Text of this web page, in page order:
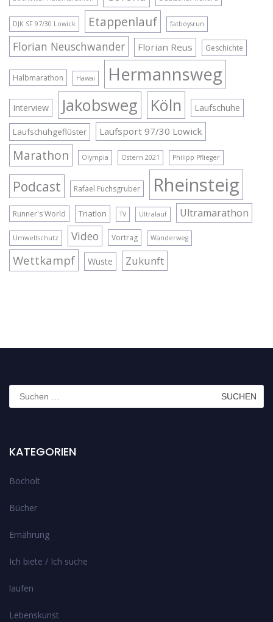
DJK SF 97/30 Lowick Etappenlauf fatboysrun
Florian Neuschwander Florian Reus Geschichte
Halbmarathon Hawai Hermannsweg
Interview Jakobsweg Köln Laufschuhe
Laufschuhgeflüster Laufsport 97/30 Lowick
Marathon Olympia Ostern 2021 Philipp Pflieger
Podcast Rafael Fuchsgruber Rheinsteig
Runner's World Triatlon TV Ultralauf Ultramarathon
Umweltschutz Video Vortrag Wanderweg
Wettkampf Wüste Zukunft
Suchen
nach:
KATEGORIEN
Bocholt
Bücher
Ernährung
Ich biete / Ich suche
laufen
Lebenskunst